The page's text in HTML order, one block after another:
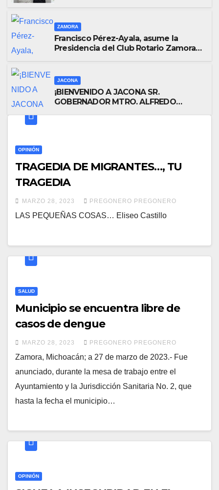
ZAMORA
Francisco Pérez-Ayala, asume la
Presidencia del Club Rotario Zamora
JACONA
¡BIENVENIDO A JACONA SR.
GOBERNADOR MTRO. ALFREDO
OPINIÓN
TRAGEDIA DE MIGRANTES…, TU
TRAGEDIA
MARZO 28, 2023 PREGONERO PREGONERO
LAS PEQUEÑAS COSAS… Eliseo Castillo
SALUD
Municipio se encuentra libre de
casos de dengue
MARZO 28, 2023 PREGONERO PREGONERO
Zamora, Michoacán; a 27 de marzo de 2023.- Fue
anunciado, durante la mesa de trabajo entre el
Ayuntamiento y la Jurisdicción Sanitaria No. 2, que
hasta la fecha el municipio…
OPINIÓN